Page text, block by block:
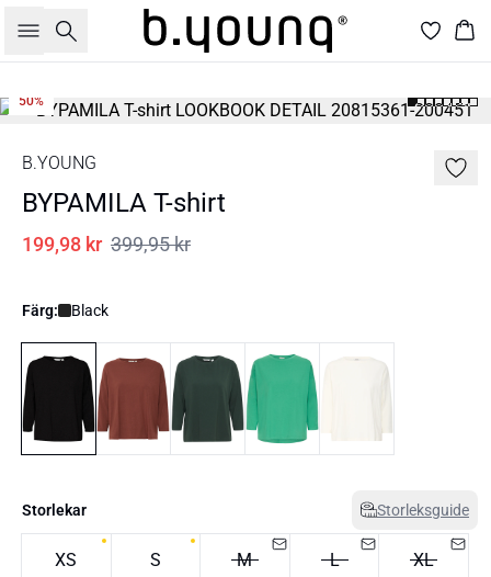
Sök
50%
B.YOUNG
BYPAMILA T-shirt
199,98 kr 399,95 kr
Färg: Black
Storlekar Storleksguide
XS S M L XL